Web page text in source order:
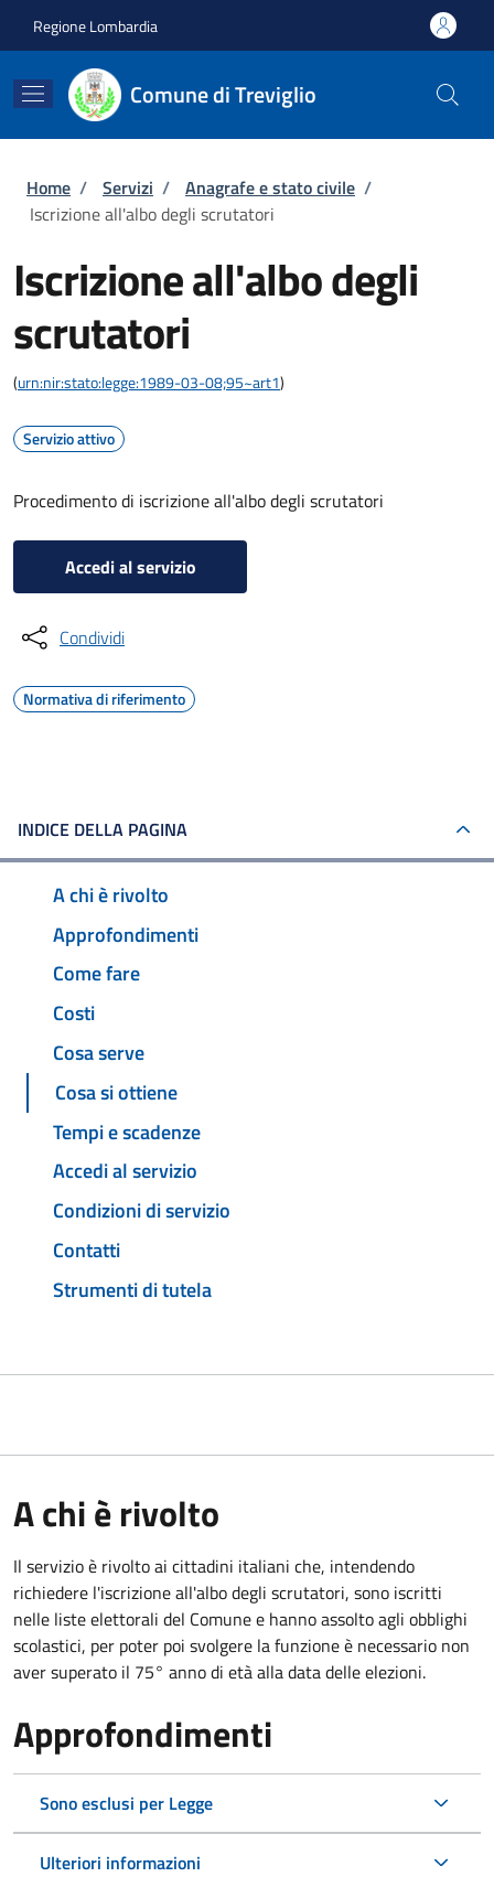
Regione Lombardia
Comune di Treviglio
Briciole di pane
Home / Servizi / Anagrafe e stato civile /
Iscrizione all'albo degli scrutatori
Iscrizione all'albo degli
scrutatori
(urn:nir:stato:legge:1989-03-08;95~art1)
Servizio attivo
Procedimento di iscrizione all'albo degli scrutatori
Accedi al servizio
Condividi
Normativa di riferimento
INDICE DELLA PAGINA
A chi è rivolto
Approfondimenti
Come fare
Costi
Cosa serve
Cosa si ottiene
Tempi e scadenze
Accedi al servizio
Condizioni di servizio
Contatti
Strumenti di tutela
A chi è rivolto
Il servizio è rivolto ai cittadini italiani che, intendendo
richiedere l'iscrizione all'albo degli scrutatori, sono iscritti
nelle liste elettorali del Comune e hanno assolto agli obblighi
scolastici, per poter poi svolgere la funzione è necessario non
aver superato il 75° anno di età alla data delle elezioni.
Approfondimenti
Sono esclusi per Legge
Ulteriori informazioni